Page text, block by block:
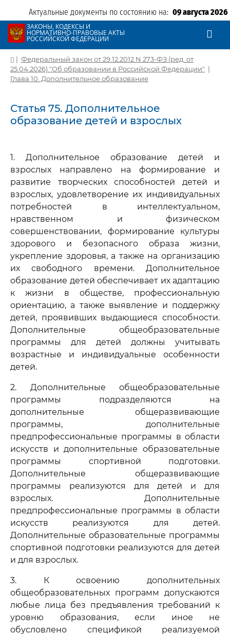
Актуальные документы по состоянию на: 09 августа 2026
ЗАКОНЫ, КОДЕКСЫ И
НОРМАТИВНО-ПРАВОВЫЕ АКТЫ
РОССИЙСКОЙ ФЕДЕРАЦИИ
| Федеральный закон от 29.12.2012 N 273-ФЗ (ред. от
25.04.2026) "Об образовании в Российской Федерации" |
Глава 10. Дополнительное образование
Статья 75. Дополнительное
образование детей и взрослых
1. Дополнительное образование детей и
взрослых направлено на формирование и
развитие творческих способностей детей и
взрослых, удовлетворение их индивидуальных
потребностей в интеллектуальном,
нравственном и физическом
совершенствовании, формирование культуры
здорового и безопасного образа жизни,
укрепление здоровья, а также на организацию
их свободного времени. Дополнительное
образование детей обеспечивает их адаптацию
к жизни в обществе, профессиональную
ориентацию, а также выявление и поддержку
детей, проявивших выдающиеся способности.
Дополнительные общеобразовательные
программы для детей должны учитывать
возрастные и индивидуальные особенности
детей.
2. Дополнительные общеобразовательные
программы подразделяются на
дополнительные общеразвивающие
программы, дополнительные
предпрофессиональные программы в области
искусств и дополнительные образовательные
программы спортивной подготовки.
Дополнительные общеразвивающие
программы реализуются для детей и для
взрослых. Дополнительные
предпрофессиональные программы в области
искусств реализуются для детей.
Дополнительные образовательные программы
спортивной подготовки реализуются для детей
и для взрослых.
3. К освоению дополнительных
общеобразовательных программ допускаются
любые лица без предъявления требований к
уровню образования, если иное не
обусловлено спецификой реализуемой